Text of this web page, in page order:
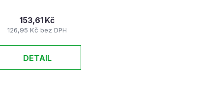
126,95 Kč bez DPH
153,61 Kč
DETAIL